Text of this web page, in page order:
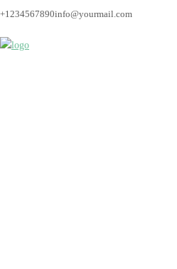
+1234567890info@yourmail.com